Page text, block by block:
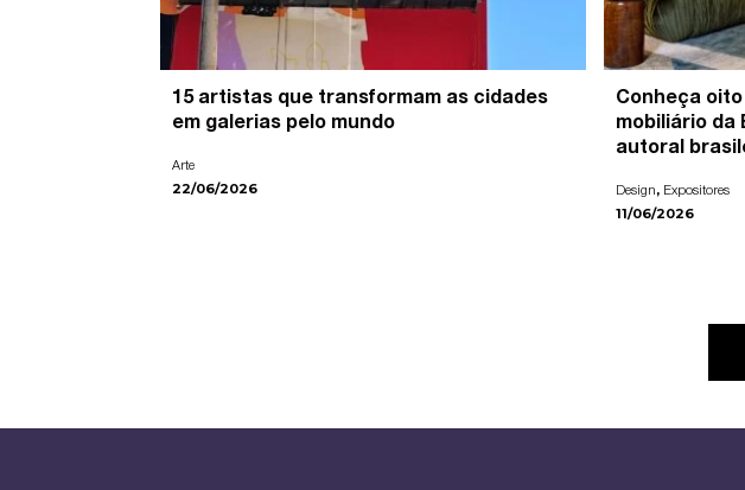
15 artistas que transformam as cidades
em galerias pelo mundo
Arte
22/06/2026
Conheça
mobiliário da
autoral
Design, Expositores
11/06/2026